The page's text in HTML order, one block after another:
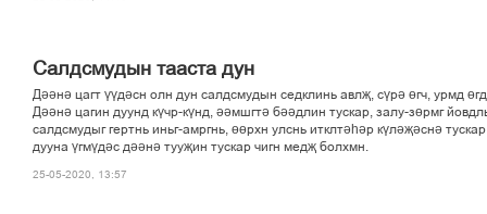
Салдсмудын тааста дун
Дәәнә цагт үүдәсн олн дун салдсмудын седклинь авлҗ, сүрә өгч, урмд
Дәәнә цагин дуунд күчр-күнд, әәмшгтә бәәдлин тускар, залу-зөрмг
салдсмудыг гертнь иньг-амргнь, өөрхн улснь итклтәһәр күләҗәснә
дууна үгмүдәс дәәнә тууҗин тускар чигн медҗ болхмн.
25-05-2020, 13:57